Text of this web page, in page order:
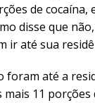
de
disse que
ir até sua
foram até a
mais 11